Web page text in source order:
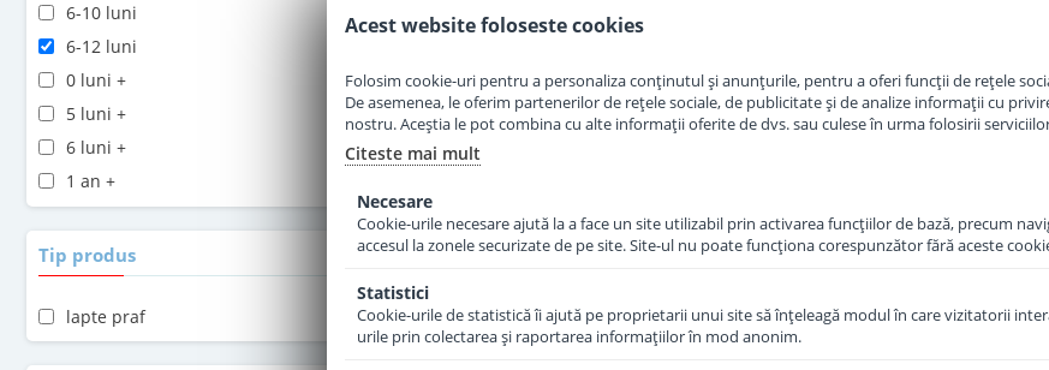
6-10 luni
6-12 luni
0 luni +
5 luni +
6 luni +
1 an +
2 ani +
Tip produs
lapte praf
Lapte praf Hipp 1 Organic
Combiotic de la nastere 300
in stoc
Lapte praf Hipp 1 Organic
Combiotic de la nastere 800
in stoc
Acest website foloseste cookies
Folosim cookie-uri pentru a personaliza conținutul și anunțurile, pentru a oferi funcții de rețele
De asemenea, le oferim partenerilor de rețele sociale, de publicitate și de analize informații cu
nostru. Aceștia le pot combina cu alte informații oferite de dvs. sau culese în urma folosirii
Citeste mai mult
Necesare
Cookie-urile necesare ajută la a face un site utilizabil prin activarea funcţiilor de bază, precum
accesul la zonele securizate de pe site. Site-ul nu poate funcţiona corespunzător fără aceste
Statistici
Cookie-urile de statistică îi ajută pe proprietarii unui site să înţeleagă modul în care vizitatorii
urile prin colectarea şi raportarea informaţiilor în mod anonim.